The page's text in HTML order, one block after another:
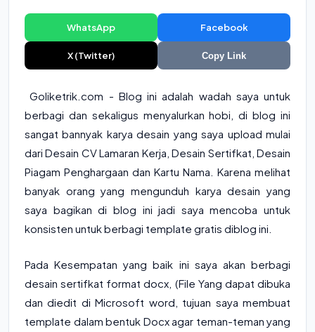
WhatsApp Facebook
X (Twitter) Copy Link
Goliketrik.com - Blog ini adalah wadah saya untuk
berbagi dan sekaligus menyalurkan hobi, di blog ini
sangat bannyak karya desain yang saya upload mulai
dari Desain CV Lamaran Kerja ,Desain Sertifkat, Desain
Piagam Penghargaan dan Kartu Nama . Karena melihat
banyak orang yang mengunduh karya desain yang
saya bagikan di blog ini jadi saya mencoba untuk
konsisten untuk berbagi template gratis diblog ini.
Pada Kesempatan yang baik ini saya akan berbagi
desain sertifkat format docx, (File Yang dapat dibuka
dan diedit di Microsoft word, tujuan saya membuat
template dalam bentuk Docx agar teman-teman yang